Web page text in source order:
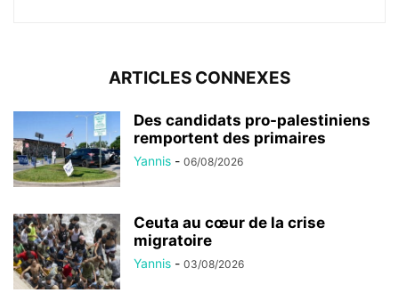
ARTICLES CONNEXES
Des candidats pro-palestiniens
remportent des primaires
Yannis - 06/08/2026
Ceuta au cœur de la crise
migratoire
Yannis - 03/08/2026